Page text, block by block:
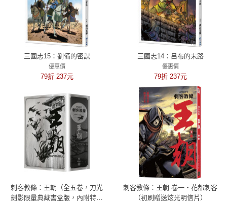
三國志15：劉備的密謀
優惠價
79折 237元
三國志14：呂布的末路
優惠價
79折 237元
刺客教條：王朝（全五卷，刀光
劍影限量典藏書盒版，內附特製
刺客教條：王朝 卷一‧花都刺客
（初刷贈送炫光明信片）